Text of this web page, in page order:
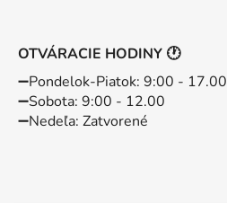
OTVÁRACIE HODINY 🕐
➖️Pondelok-Piatok: 9:00 - 17.00
➖️Sobota: 9:00 - 12.00
➖️Nedeľa: Zatvorené